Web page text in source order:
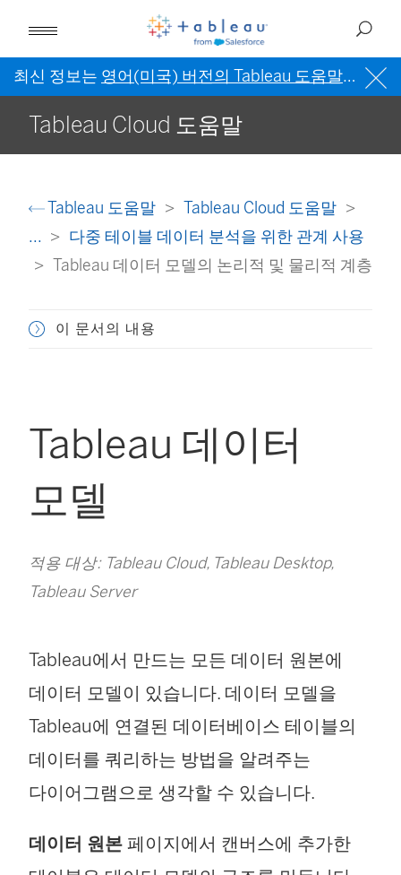
최신 정보는 영어(미국) 버전의 Tableau 도움말을 참조
Tableau Cloud 도움말
Tableau 도움말
Tableau Cloud 도움말
...
다중 테이블 데이터 분석을 위한 관계 사용
Tableau 데이터 모델의 논리적 및 물리적 계층
이 문서의 내용
Tableau 데이터
모델
적용 대상: Tableau Cloud, Tableau Desktop,
Tableau Server
Tableau에서 만드는 모든 데이터 원본에
데이터 모델이 있습니다. 데이터 모델을
Tableau에 연결된 데이터베이스 테이블의
데이터를 쿼리하는 방법을 알려주는
다이어그램으로 생각할 수 있습니다.
데이터 원본 페이지에서 캔버스에 추가한